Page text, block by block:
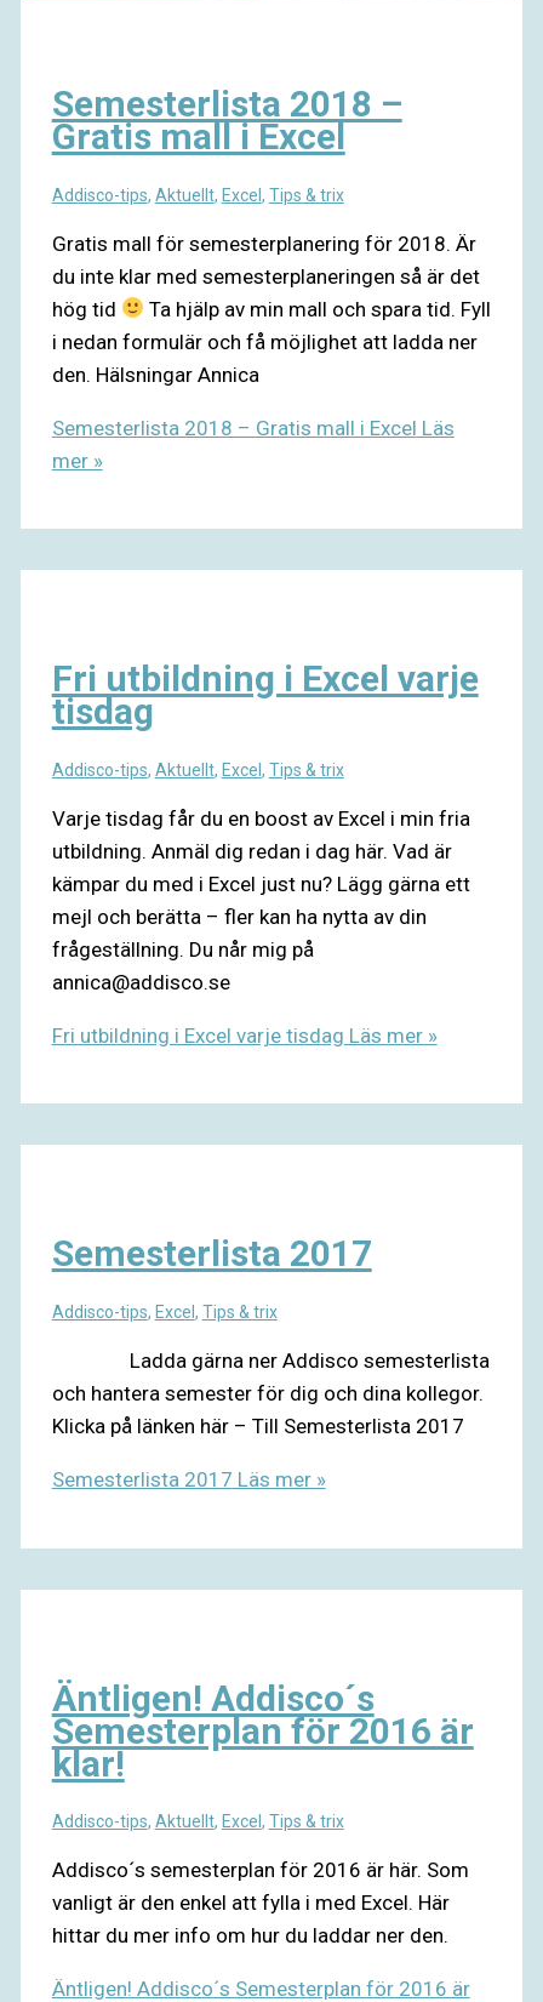
Semesterlista 2018 –
Gratis mall i Excel
Addisco-tips, Aktuellt, Excel, Tips & trix
Gratis mall för semesterplanering för 2018. Är
du inte klar med semesterplaneringen så är det
hög tid
Ta hjälp av min mall och spara tid. Fyll
i nedan formulär och få möjlighet att ladda ner
den. Hälsningar Annica
Semesterlista 2018 – Gratis mall i Excel Läs
mer »
Fri utbildning i Excel varje
tisdag
Addisco-tips, Aktuellt, Excel , Tips & trix
Varje tisdag får du en boost av Excel i min fria
utbildning. Anmäl dig redan i dag här. Vad är
kämpar du med i Excel just nu? Lägg gärna ett
mejl och berätta – fler kan ha nytta av din
frågeställning. Du når mig på
annica@addisco.se
Fri utbildning i Excel varje tisdag Läs mer »
Semesterlista 2017
Addisco-tips, Excel , Tips & trix
Ladda gärna ner Addisco semesterlista
och hantera semester för dig och dina kollegor.
Klicka på länken här – Till Semesterlista 2017
Semesterlista 2017 Läs mer »
Äntligen! Addisco´s
Semesterplan för 2016 är
klar!
Addisco-tips, Aktuellt, Excel , Tips & trix
Addisco´s semesterplan för 2016 är här. Som
vanligt är den enkel att fylla i med Excel. Här
hittar du mer info om hur du laddar ner den.
Äntligen! Addisco´s Semesterplan för 2016 är